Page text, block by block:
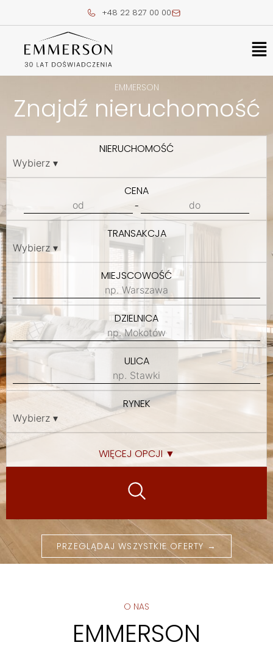
+48 22 827 00 00
EMMERSON
Znajdź nieruchomość
NIERUCHOMOŚĆ
CENA
-
TRANSAKCJA
MIEJSCOWOŚĆ
DZIELNICA
ULICA
RYNEK
WIĘCEJ OPCJI ▼
PRZEGLĄDAJ WSZYSTKIE OFERTY →
O NAS
EMMERSON